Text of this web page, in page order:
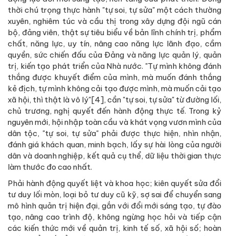
thời chú trọng thực hành "tự soi, tự sửa" một cách thường
xuyên, nghiêm túc và cầu thị trong xây dựng đội ngũ cán
bộ, đảng viên, thật sự tiêu biểu về bản lĩnh chính trị, phẩm
chất, năng lực, uy tín, nâng cao năng lực lãnh đạo, cầm
quyền, sức chiến đấu của Đảng và năng lực quản lý, quản
trị, kiến tạo phát triển của Nhà nước. "Tự mình không đánh
thắng được khuyết điểm của mình, mà muốn đánh thắng
kẻ địch, tự mình không cải tạo được mình, mà muốn cải tạo
xã hội, thì thật là vô lý"[4], cần "tự soi, tự sửa" từ đường lối,
chủ trương, nghị quyết đến hành động thực tế. Trong kỷ
nguyên mới, hội nhập toàn cầu và khát vọng vươn mình của
dân tộc, "tự soi, tự sửa" phải được thực hiện, nhìn nhận,
đánh giá khách quan, minh bạch, lấy sự hài lòng của người
dân và doanh nghiệp, kết quả cụ thể, dữ liệu thời gian thực
làm thước đo cao nhất.
Phải hành động quyết liệt và khoa học; kiên quyết sửa đổi
tư duy lối mòn, loại bỏ tư duy cũ kỹ, sợ sai để chuyển sang
mô hình quản trị hiện đại, gắn với đổi mới sáng tạo, tự đào
tạo, nâng cao trình độ, không ngừng học hỏi và tiếp cận
các kiến thức mới về quản trị, kinh tế số, xã hội số; hoàn